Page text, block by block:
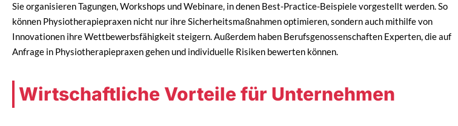
Sie organisieren Tagungen, Workshops und Webinare, in denen Best-Practice-Beispiele vorgestellt werden. So
können Physiotherapiepraxen nicht nur ihre Sicherheitsmaßnahmen optimieren, sondern auch mithilfe von
Innovationen ihre Wettbewerbsfähigkeit steigern. Außerdem haben Berufsgenossenschaften Experten, die auf
Anfrage in Physiotherapiepraxen gehen und individuelle Risiken bewerten können.
Wirtschaftliche Vorteile für Unternehmen